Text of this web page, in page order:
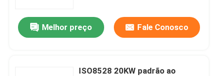
Melhor preço Fale Conosco
ISO8528 20KW padrão ao